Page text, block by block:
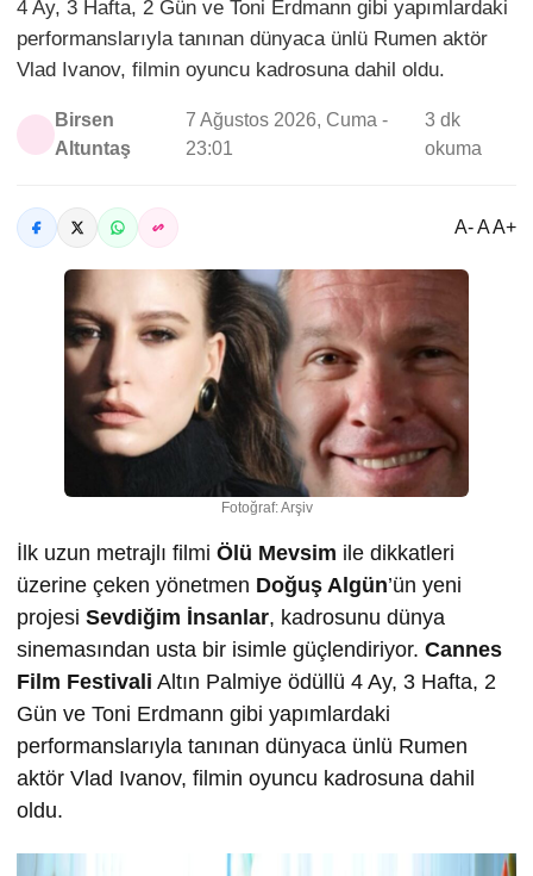
4 Ay, 3 Hafta, 2 Gün ve Toni Erdmann gibi yapımlardaki
performanslarıyla tanınan dünyaca ünlü Rumen aktör
Vlad Ivanov, filmin oyuncu kadrosuna dahil oldu.
Birsen
Altuntaş
7 Ağustos 2026, Cuma -
23:01
3 dk
okuma
A- A A+
Fotoğraf: Arşiv
İlk uzun metrajlı filmi Ölü Mevsim ile dikkatleri
üzerine çeken yönetmen Doğuş Algün’ün yeni
projesi Sevdiğim İnsanlar, kadrosunu dünya
sinemasından usta bir isimle güçlendiriyor. Cannes
Film Festivali Altın Palmiye ödüllü 4 Ay, 3 Hafta, 2
Gün ve Toni Erdmann gibi yapımlardaki
performanslarıyla tanınan dünyaca ünlü Rumen
aktör Vlad Ivanov, filmin oyuncu kadrosuna dahil
oldu.